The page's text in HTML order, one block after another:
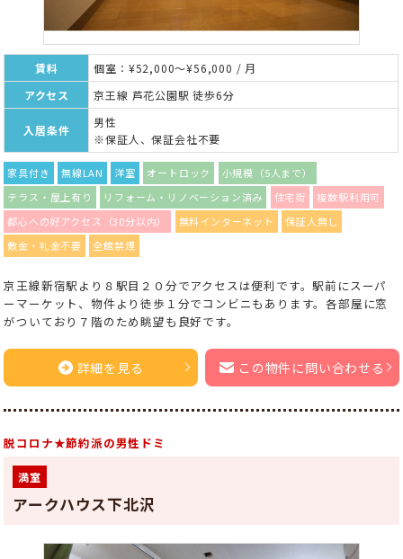
賃料
個室：¥52,000～¥56,000 / 月
アクセス
京王線 芦花公園駅 徒歩6分
入居条件
男性
※保証人、保証会社不要
家具付き 無線LAN 洋室 オートロック
小規模（5人まで）
テラス・屋上有り
リフォーム・リノベーション済み 住宅街
複数駅利用可
都心への好アクセス（30分以内）
無料インターネット
保証人無し
敷金・礼金不要
全館禁煙
京王線新宿駅より８駅目２０分でアクセスは便利です。駅前にスーパ
ーマーケット、物件より徒歩１分でコンビニもあります。各部屋に窓
がついており７階のため眺望も良好です。
詳細を見る この物件に問い合わせる
脱コロナ★節約派の男性ドミ
満室
アークハウス下北沢